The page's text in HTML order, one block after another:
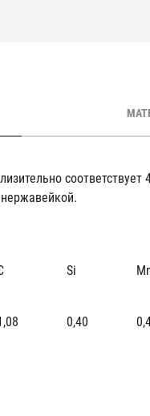
Si
0,40